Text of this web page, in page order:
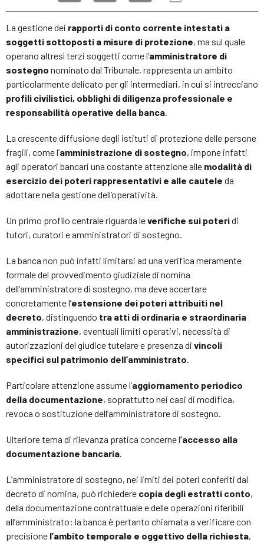
La gestione dei rapporti di conto corrente intestati a
soggetti sottoposti a misure di protezione, ma sul quale
operano altresì terzi soggetti come l’amministratore di
sostegno nominato dal Tribunale, rappresenta un ambito
particolarmente delicato per gli intermediari, in cui si intrecciano
profili civilistici, obblighi di diligenza professionale e
responsabilità operative della banca.
La crescente diffusione degli istituti di protezione delle persone
fragili, come l’amministrazione di sostegno, impone infatti
agli operatori bancari una costante attenzione alle modalità di
esercizio dei poteri rappresentativi e alle cautele da
adottare nella gestione dell’operatività.
Un primo profilo centrale riguarda leverifiche sui poteridi
tutori, curatori e amministratori di sostegno.
La banca non può infatti limitarsi ad una verifica meramente
formale del provvedimento giudiziale di nomina
dell’amministratore di sostegno, ma deve accertare
concretamente l’estensione dei poteri attribuiti nel
decreto, distinguendo tra atti di ordinaria e straordinaria
amministrazione, eventuali limiti operativi, necessità di
autorizzazioni del giudice tutelare e presenza di vincoli
specifici sul patrimonio dell’amministrato.
Particolare attenzione assume l’aggiornamento periodico
della documentazione, soprattutto nei casi di modifica,
revoca o sostituzione dell’amministratore di sostegno.
Ulteriore tema di rilevanza pratica concerne l’accesso alla
documentazione bancaria.
L’amministratore di sostegno, nei limiti dei poteri conferiti dal
decreto di nomina, può richiedere copia degli estratti conto,
della documentazione contrattuale e delle operazioni riferibili
all’amministrato: la banca è pertanto chiamata a verificare con
precisione l’ambito temporale e oggettivo della richiesta,